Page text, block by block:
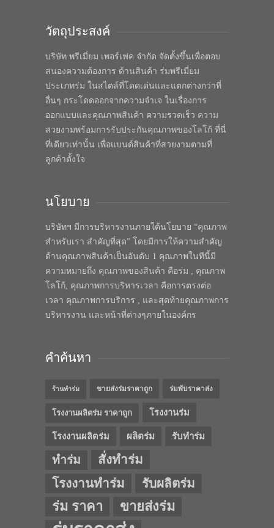
วัตถุประสงค์
บริษัท พรีเมี่ยม เพอร์เฟค จำกัด จัดตั้งขึ้นเพื่อตอบ
สนองความต้องการ ด้านสินค้า ร่มพรีเมี่ยม
ประเภทร่ม ในสไตล์ที่โดดเด่นและแตกต่างกว่าที่
อื่นๆ กระโดดออกจากความจำเจ ในเรื่องการ
ออกแบบและคุณภาพสินค้า ความรวดเร็ว ความ
สวยงามพร้อมการรับประกันคุณภาพของโลโก้ ที่นี่
ที่เดียวเท่านั้น เพื่อแบนด์สินค้าที่สวยงามตามที่
ลูกค้าตั้งใจ
นโยบาย
บริษัทฯ มีการบริหารงานภายใต้นโยบาย “คุณภาพ
สำหรับเรา สำคัญที่สุด” โดยมีการให้ความสำคัญ
ด้านคุณภาพสินค้าเป็นอันดับ 1 คุณภาพในทีนี้มี
ความหมายถึง คุณภาพของสินค้า คือร่ม , คุณภาพ
โลโก้, คุณภาพการบริหารเวลา คือการตรงต่อ
เวลา คุณภาพการบริการ , และสุดท้ายคุณภาพการ
บริหารงาน และหน้าที่ต่างๆภายในองค์กร
คำค้นหา
ร้านทำร่ม ขายส่งร่มราคาถูก ร่มพับราคาส่ง
โรงงานผลิตร่ม ราคาถูก โรงงานร่ม
โรงงานผลิตร่ม ผลิตร่ม รับทำร่ม
ทำร่ม
สั่งทำร่ม
โรงงานทำร่ม
รับผลิตร่ม
ร่ม ราคา ขายส่งร่ม